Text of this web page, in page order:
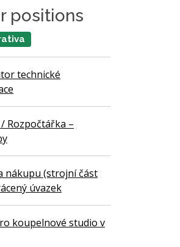
positions
technické
Rozpočtářka –
nákupu (strojní část
úvazek
koupelnové studio v